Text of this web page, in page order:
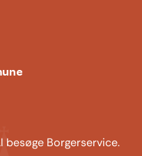
besøge Borgerservice.